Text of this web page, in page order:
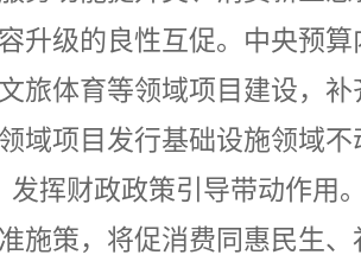
升级的良性互促。中央预
旅体育等领域项目建设，
域项目发行基础设施领域
发挥财政政策引导带动作用
施策，将促消费同惠民生